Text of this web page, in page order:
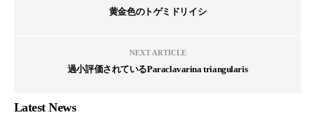
黄金色のトゲミドリイシ
NEXT ARTICLE
過小評価されているParaclavarina triangularis
Latest News